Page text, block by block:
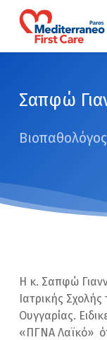
Σαπφώ
Βιοπαθολόγος
Η κ. Σαπφώ
Ιατρικής
Ουγγαρίας.
«ΠΓΝΑ Λαϊκό»